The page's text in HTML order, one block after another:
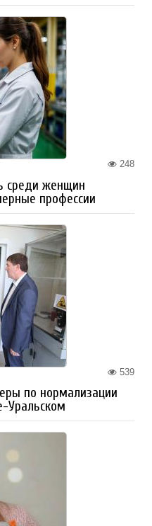
248
среди женщин
профессии
539
по нормализации
Уральском